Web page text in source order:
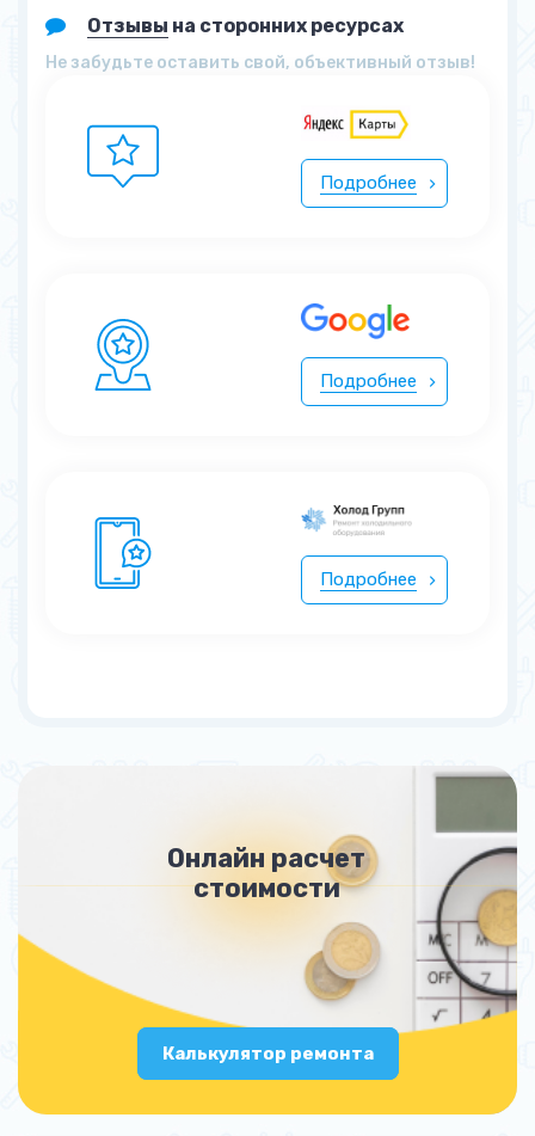
Отзывы на сторонних ресурсах
Не забудьте оставить свой, объективный отзыв!
Подробнее
Подробнее
Подробнее
Онлайн расчет
стоимости
Калькулятор ремонта